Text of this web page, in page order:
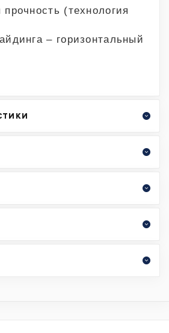
(технология
– горизонтальный